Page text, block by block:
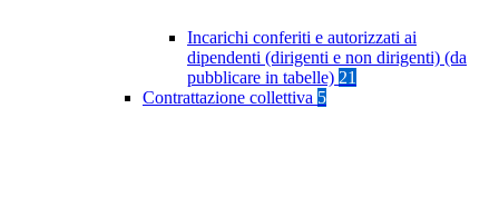
Incarichi conferiti e autorizzati ai
dipendenti (dirigenti e non dirigenti) (da
pubblicare in tabelle) 21
Contrattazione collettiva 5